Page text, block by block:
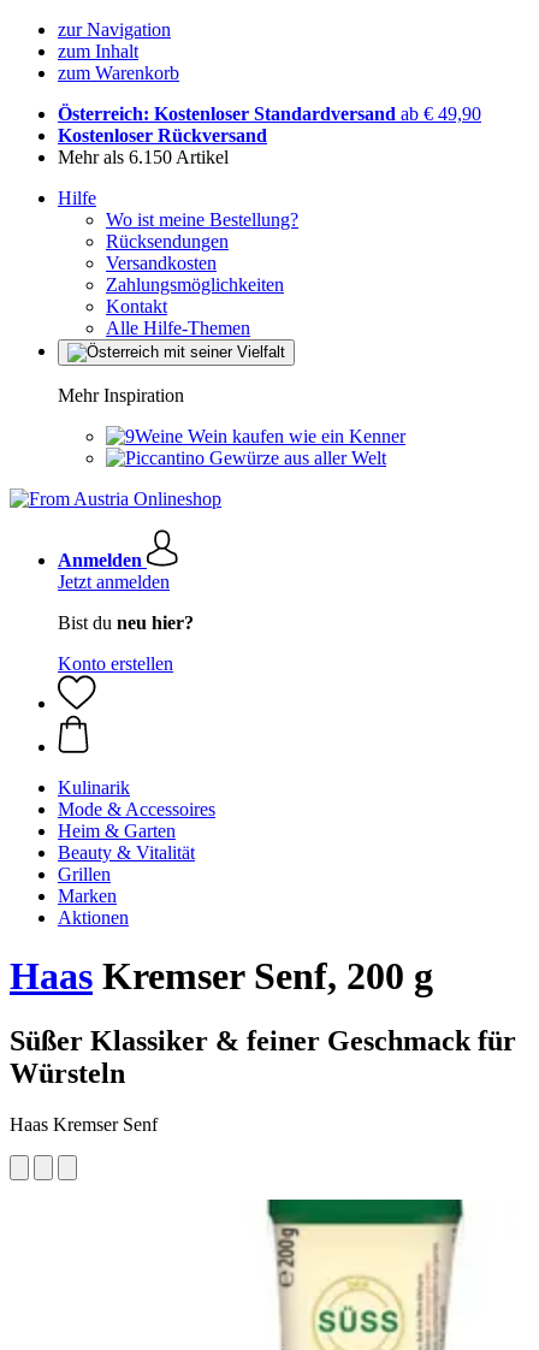
zur Navigation
zum Inhalt
zum Warenkorb
Österreich: Kostenloser Standardversand ab € 49,90
Kostenloser Rückversand
Mehr als 6.150 Artikel
Hilfe
Wo ist meine Bestellung?
Rücksendungen
Versandkosten
Zahlungsmöglichkeiten
Kontakt
Alle Hilfe-Themen
Mehr Inspiration
Wein kaufen wie ein Kenner
Gewürze aus aller Welt
Anmelden
Jetzt anmelden
Bist du neu hier?
Konto erstellen
Kulinarik
Mode & Accessoires
Heim & Garten
Beauty & Vitalität
Grillen
Marken
Aktionen
Haas Kremser Senf, 200 g
Süßer Klassiker & feiner Geschmack für
Würsteln
Haas Kremser Senf